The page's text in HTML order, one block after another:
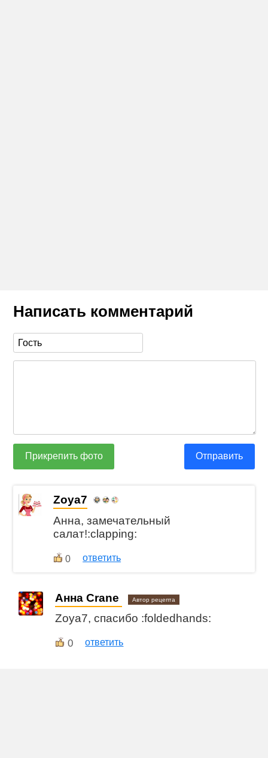
Написать комментарий
Прикрепить фото Отправить
Zoya7
Анна, замечательный
салат!:clapping:
0 ответить
Анна Crane Автор рецепта
Zoya7, спасибо :foldedhands:
0 ответить